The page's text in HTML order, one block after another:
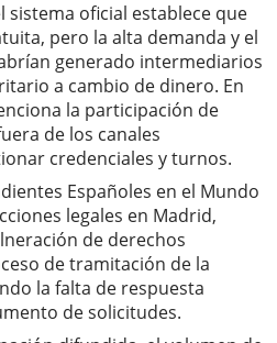
sistema oficial establece que
pero la alta demanda y el
generado intermediarios
a cambio de dinero. En
la participación de
de los canales
credenciales y turnos.
Españoles en el Mundo
legales en Madrid,
de derechos
de tramitación de la
la falta de respuesta
de solicitudes.